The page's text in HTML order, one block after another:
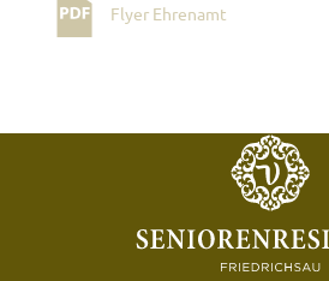
Flyer Ehrenamt